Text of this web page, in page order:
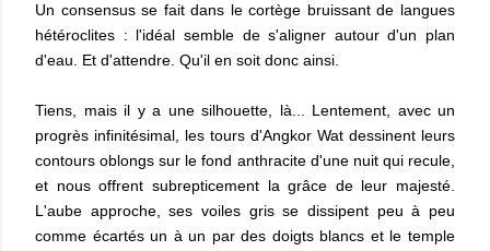
Un consensus se fait dans le cortège bruissant de langues
hétéroclites : l'idéal semble de s'aligner autour d'un plan
d'eau. Et d'attendre. Qu'il en soit donc ainsi.
Tiens, mais il y a une silhouette, là... Lentement, avec un
progrès infinitésimal, les tours d'Angkor Wat dessinent leurs
contours oblongs sur le fond anthracite d'une nuit qui recule,
et nous offrent subrepticement la grâce de leur majesté.
L'aube approche, ses voiles gris se dissipent peu à peu
comme écartés un à un par des doigts blancs et le temple